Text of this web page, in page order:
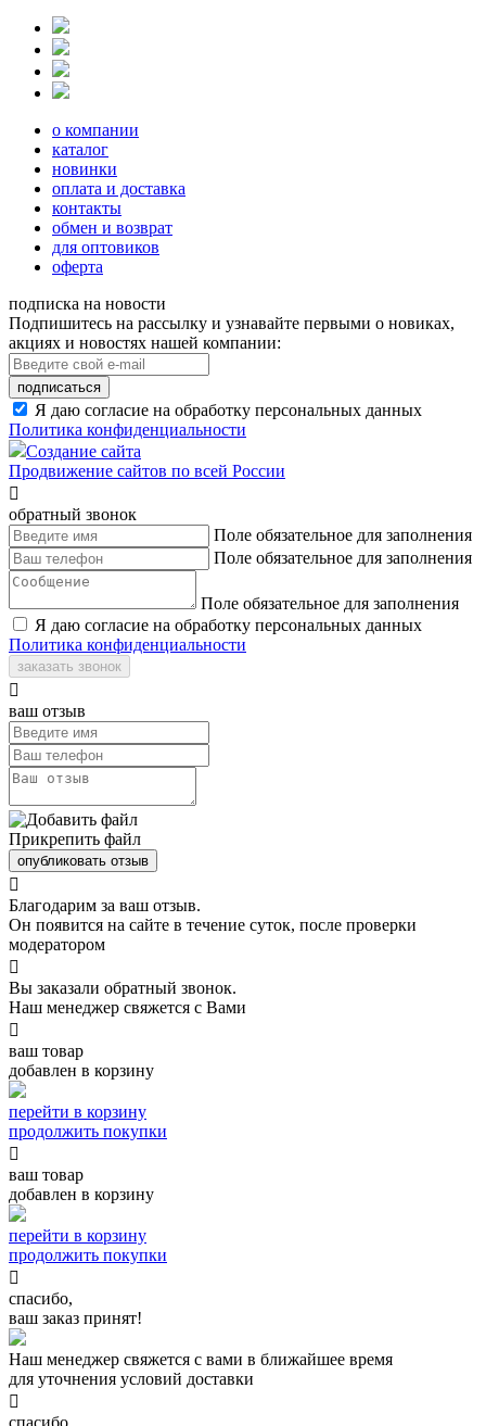
о компании
каталог
новинки
оплата и доставка
контакты
обмен и возврат
для оптовиков
оферта
подписка на новости
Подпишитесь на рассылку и узнавайте первыми о новиках,
акциях и новостях нашей компании:
подписаться
Я даю согласие на обработку персональных данных
Политика конфиденциальности
Создание сайта
Продвижение сайтов по всей России

обратный звонок
Поле обязательное для заполнения
Поле обязательное для заполнения
Поле обязательное для заполнения
Я даю согласие на обработку персональных данных
Политика конфиденциальности
заказать звонок

ваш отзыв
Прикрепить файл
опубликовать отзыв

Благодарим за ваш отзыв.
Он появится на сайте в течение суток, после проверки
модератором

Вы заказали обратный звонок.
Наш менеджер свяжется с Вами

ваш товар
добавлен в корзину
перейти в корзину
продолжить покупки

ваш товар
добавлен в корзину
перейти в корзину
продолжить покупки

спасибо,
ваш заказ принят!
Наш менеджер свяжется с вами в ближайшее время
для уточнения условий доставки
